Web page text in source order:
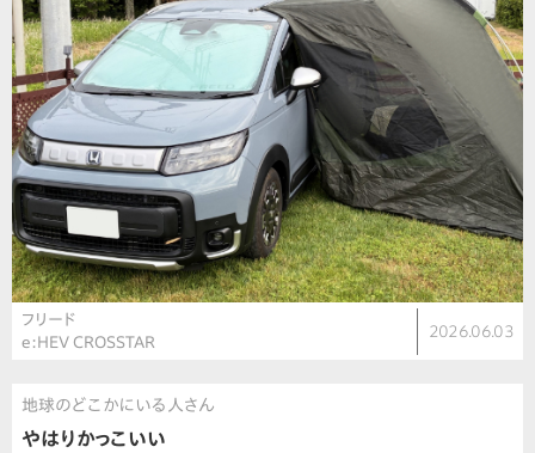
フリード
e:HEV CROSSTAR
2026.06.03
地球のどこかにいる人さん
やはりかっこいい